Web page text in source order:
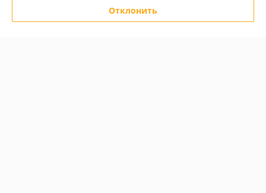
Отклонить